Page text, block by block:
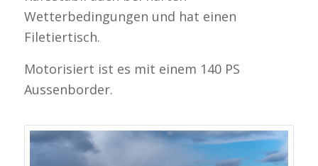
Wetterbedingungen und hat einen
Filetiertisch.
Motorisiert ist es mit einem 140 PS
Aussenborder.